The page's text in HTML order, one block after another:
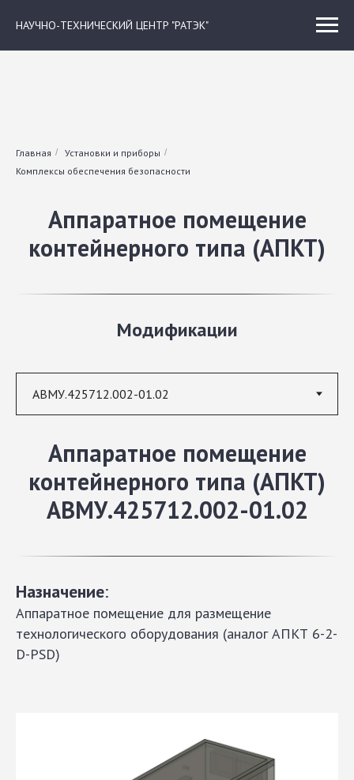
НАУЧНО-ТЕХНИЧЕСКИЙ ЦЕНТР "РАТЭК"
Главная / Установки и приборы /
Комплексы обеспечения безопасности
Аппаратное помещение
контейнерного типа (АПКТ)
Модификации
Аппаратное помещение
контейнерного типа (АПКТ)
АВМУ.425712.002-01.02
Назначение:
Аппаратное помещение для размещение
технологического оборудования (аналог АПКТ 6-2-
D-PSD)